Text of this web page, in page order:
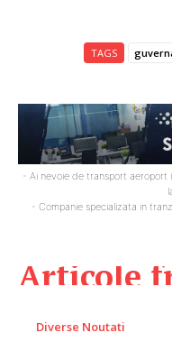
Articole
Diverse Noutati
TAGS
- Ai nevoie de transport aeroport
- Companie specializata in